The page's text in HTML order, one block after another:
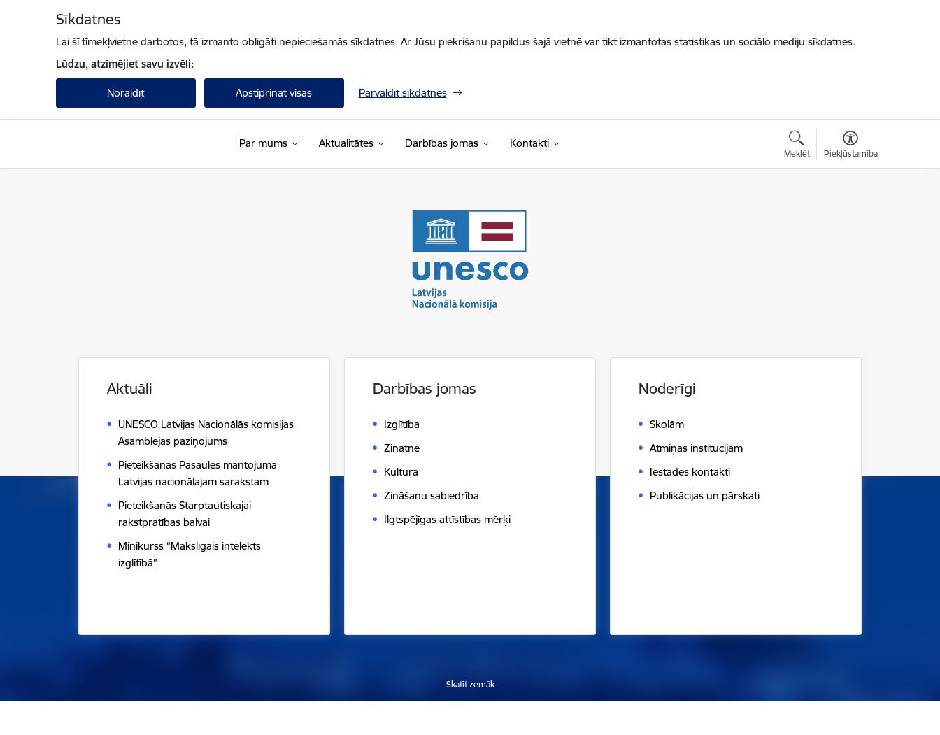
Sīkdatnes
Lai šī tīmekļvietne darbotos, tā izmanto obligāti nepieciešamās sīkdatnes. Ar Jūsu piekrišanu papildus šajā vietnē var tikt izmantotas statistikas un sociālo mediju sīkdatnes.
Lūdzu, atzīmējiet savu izvēli:
Noraidīt Apstiprināt visas Pārvaldīt sīkdatnes
Par mums Aktualitātes Darbības jomas Kontakti
Meklēt Piekļūstamība
Aktuāli
UNESCO Latvijas Nacionālās komisijas
Asamblejas paziņojums
Pieteikšanās Pasaules mantojuma
Latvijas nacionālajam sarakstam
Pieteikšanās Starptautiskajai
rakstpratības balvai
Minikurss “Mākslīgais intelekts
izglītībā”
Darbības jomas
Izglītība
Zinātne
Kultūra
Zināšanu sabiedrība
Ilgtspējīgas attīstības mērķi
Noderīgi
Skolām
Atmiņas institūcijām
Iestādes kontakti
Publikācijas un pārskati
Skatīt zemāk